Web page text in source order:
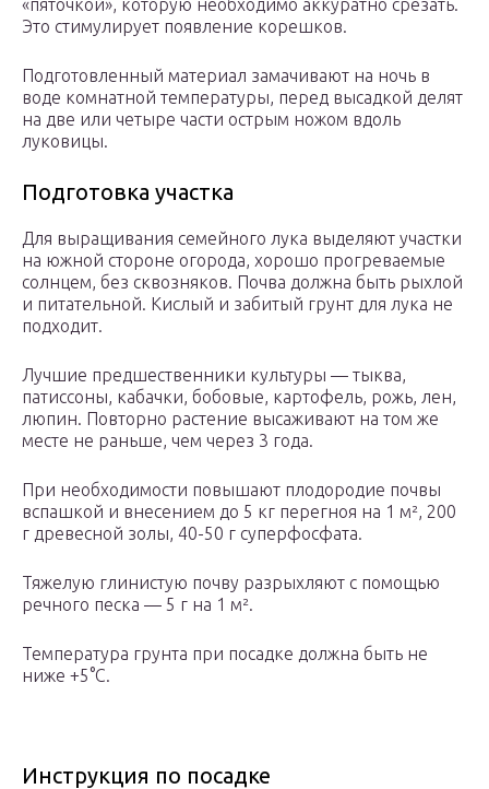
«пяточкой», которую необходимо аккуратно срезать.
Это стимулирует появление корешков.
Подготовленный материал замачивают на ночь в
воде комнатной температуры, перед высадкой делят
на две или четыре части острым ножом вдоль
луковицы.
Подготовка участка
Для выращивания семейного лука выделяют участки
на южной стороне огорода, хорошо прогреваемые
солнцем, без сквозняков. Почва должна быть рыхлой
и питательной. Кислый и забитый грунт для лука не
подходит.
Лучшие предшественники культуры — тыква,
патиссоны, кабачки, бобовые, картофель, рожь, лен,
люпин. Повторно растение высаживают на том же
месте не раньше, чем через 3 года.
При необходимости повышают плодородие почвы
вспашкой и внесением до 5 кг перегноя на 1 м², 200
г древесной золы, 40-50 г суперфосфата.
Тяжелую глинистую почву разрыхляют с помощью
речного песка — 5 г на 1 м².
Температура грунта при посадке должна быть не
ниже +5°С.
Инструкция по посадке